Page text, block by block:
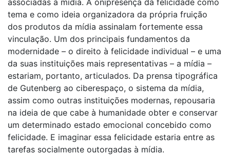
associadas à mídia. A onipresença da felicidade como
tema e como ideia organizadora da própria fruição
dos produtos da mídia assinalam fortemente essa
vinculação. Um dos principais fundamentos da
modernidade – o direito à felicidade individual – e uma
da suas instituições mais representativas – a mídia –
estariam, portanto, articulados. Da prensa tipográfica
de Gutenberg ao ciberespaço, o sistema da mídia,
assim como outras instituições modernas, repousaria
na ideia de que cabe à humanidade obter e conservar
um determinado estado emocional concebido como
felicidade. E imaginar essa felicidade estaria entre as
tarefas socialmente outorgadas à mídia.